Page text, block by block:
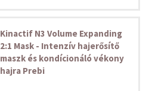
Kinactif N3 Volume Expanding
2:1 Mask - Intenzív hajerősítő
maszk és kondícionáló vékony
hajra Prebi